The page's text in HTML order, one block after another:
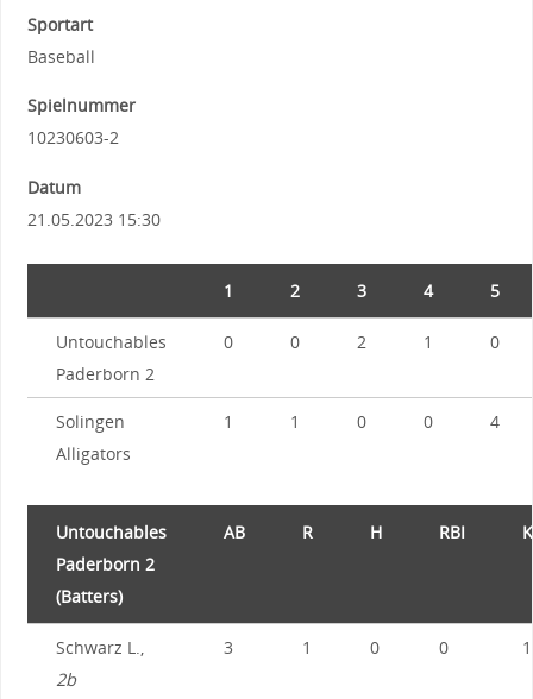
Sportart
Baseball
Spielnummer
10230603-2
Datum
21.05.2023 15:30
1 2 3 4 5
Untouchables
Paderborn 2
0 0 2 1 0
Solingen
Alligators
1 1 0 0 4
Untouchables
Paderborn 2
(Batters)
AB R H RBI K
Schwarz L.,
2b
3 1 0 0 1